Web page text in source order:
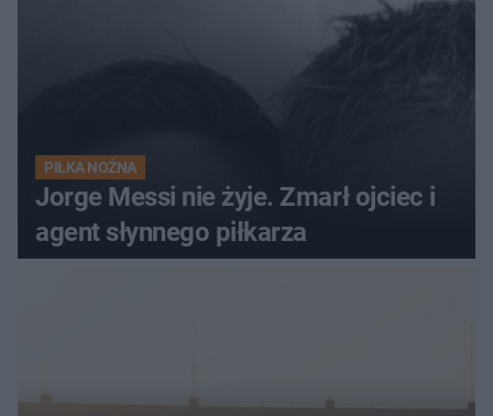
PIŁKA NOŻNA
Jorge Messi nie żyje. Zmarł ojciec i
agent słynnego piłkarza